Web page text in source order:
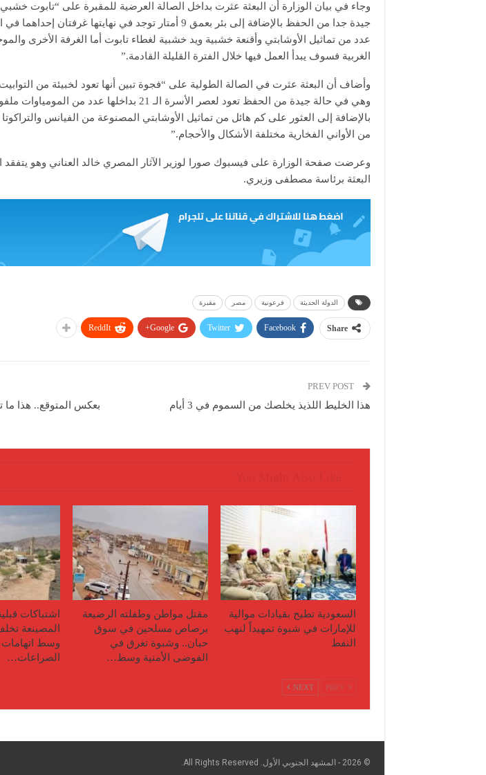
وجاء في بيان الوزارة أن البعثة عثرت بداخل الصالة العرضية للمقبرة على “تابوت
جيدة جدا من الحفظ بالإضافة إلى بئر بعمق 9 أمتار توجد في نهايتها
عدد من تماثيل الأوشابتي وأقنعة خشبية ويد خشبية لغطاء تابوت أما الغرفة الأخرى
الغربية فسوف يبدأ العمل فيها خلال الفترة القليلة القادمة.”
وأضاف أن البعثة عثرت في الصالة الطولية على “فجوة تبين أنها تعود لخبيئة من
وهي في حالة جيدة من الحفظ تعود لعصر الأسرة الـ 21 بداخلها عدد من
بالإضافة إلى العثور على كم هائل من تماثيل الأوشابتي المصنوعة من الفيانس
من الأواني الفخارية مختلفة الأشكال والأحجام.”
وعرضت صفحة الوزارة على فيسبوك صورا لوزير الآثار المصري خالد العناني وهو يتفقد
البعثة برئاسة مصطفى وزيري.
الدولة الحديثة فرعونية مصر مقبرة
Share
Facebook
Twitter
Google+
ReddIt
هذا الخليط اللذيذ يخلصك من السموم في 3 أيام
بعكس المتوقع.. هذا ما
السعودية تطيح بقيادات موالية
للإمارات في شبوة تمهيداً لنهب
النفط
مقتل مواطن وطفلته الرضيعة
برصاص مسلحين في سوق
حبان.. وشبوة تغرق في
الفوضى الأمنية وسط…
اشتباكات
المصينعة
وسط اتهامات
الصراعات…
NEXT
© 2026 - المشهد الجنوبي الأول. All Rights Reserved.